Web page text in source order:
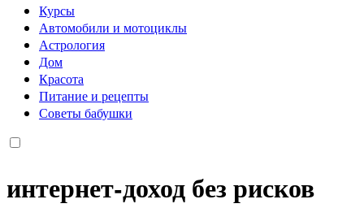
Курсы
Автомобили и мотоциклы
Астрология
Дом
Красота
Питание и рецепты
Советы бабушки
интернет-доход без рисков